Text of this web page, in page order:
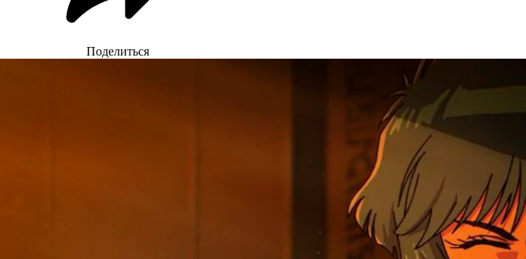
Поделиться